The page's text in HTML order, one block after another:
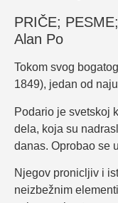
PRIČE;
Alan Po
Tokom svog
1849), jedan od
Podario je svetskoj
dela, koja su
danas. Oprobao se
Njegov pronicljiv i
neizbežnim